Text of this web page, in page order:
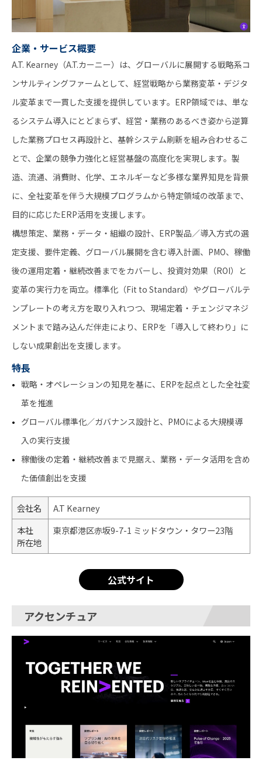
企業・サービス概要
A.T. Kearney（A.T.カーニー）は、グローバルに展開する戦略系コ
ンサルティングファームとして、経営戦略から業務変革・デジタ
ル変革まで一貫した支援を提供しています。ERP領域では、単な
るシステム導入にとどまらず、経営・業務のあるべき姿から逆算
した業務プロセス再設計と、基幹システム刷新を組み合わせるこ
とで、企業の競争力強化と経営基盤の高度化を実現します。製
造、流通、消費財、化学、エネルギーなど多様な業界知見を背景
に、全社変革を伴う大規模プログラムから特定領域の改革まで、
目的に応じたERP活用を支援します。
構想策定、業務・データ・組織の設計、ERP製品／導入方式の選
定支援、要件定義、グローバル展開を含む導入計画、PMO、稼働
後の運用定着・継続改善までをカバーし、投資対効果（ROI）と
変革の実行力を両立。標準化（Fit to Standard）やグローバルテ
ンプレートの考え方を取り入れつつ、現場定着・チェンジマネジ
メントまで踏み込んだ伴走により、ERPを「導入して終わり」に
しない成果創出を支援します。
特長
戦略・オペレーションの知見を基に、ERPを起点とした全社変
革を推進
グローバル標準化／ガバナンス設計と、PMOによる大規模導
入の実行支援
稼働後の定着・継続改善まで見据え、業務・データ活用を含め
た価値創出を支援
会社名
A.T Kearney
本社
所在地
東京都港区赤坂9-7-1 ミッドタウン・タワー23階
公式サイト
アクセンチュア